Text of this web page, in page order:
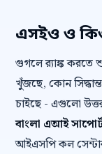
এসইও ও
গুগলে র‍্যাঙ্ক করতে
খুঁজছে, কোন
চাইছে - এগুলো
বাংলা এআই
আইএসপি কল